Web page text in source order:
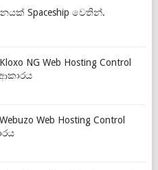
Spaceship වෙතින්.
NG Web Hosting Control
Web Hosting Control